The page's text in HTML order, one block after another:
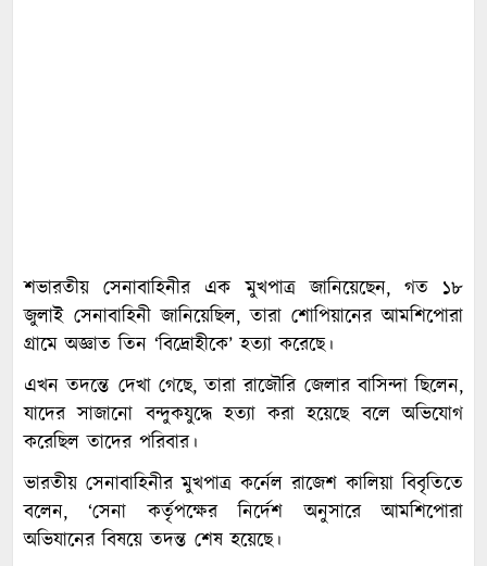
শভারতীয় সেনাবাহিনীর এক মুখপাত্র জানিয়েছেন, গত ১৮
জুলাই সেনাবাহিনী জানিয়েছিল, তারা শোপিয়ানের আমশিপোরা
গ্রামে অজ্ঞাত তিন ‘বিদ্রোহীকে’ হত্যা করেছে।
এখন তদন্তে দেখা গেছে, তারা রাজৌরি জেলার বাসিন্দা ছিলেন,
যাদের সাজানো বন্দুকযুদ্ধে হত্যা করা হয়েছে বলে অভিযোগ
করেছিল তাদের পরিবার।
ভারতীয় সেনাবাহিনীর মুখপাত্র কর্নেল রাজেশ কালিয়া বিবৃতিতে
বলেন, ‘সেনা কর্তৃপক্ষের নির্দেশ অনুসারে আমশিপোরা
অভিযানের বিষয়ে তদন্ত শেষ হয়েছে।